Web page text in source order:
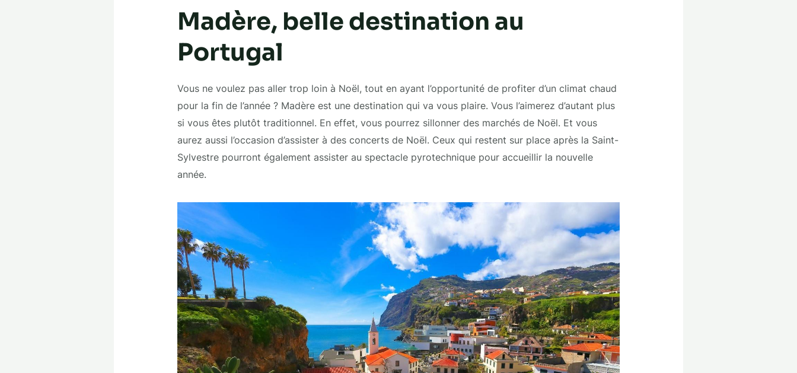
Madère, belle destination au
Portugal
Vous ne voulez pas aller trop loin à Noël, tout en ayant l’opportunité de profiter d’un climat chaud
pour la fin de l’année ? Madère est une destination qui va vous plaire. Vous l’aimerez d’autant plus
si vous êtes plutôt traditionnel. En effet, vous pourrez sillonner des marchés de Noël. Et vous
aurez aussi l’occasion d’assister à des concerts de Noël. Ceux qui restent sur place après la Saint-
Sylvestre pourront également assister au spectacle pyrotechnique pour accueillir la nouvelle
année.